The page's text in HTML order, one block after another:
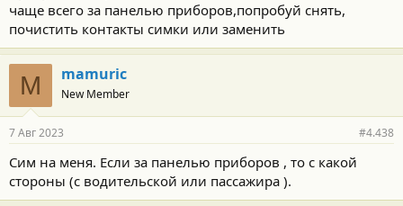
чаще всего за панелью приборов,попробуй снять,
почистить контакты симки или заменить
M mamuric
New Member
7 Авг 2023 #4.438
Сим на меня. Если за панелью приборов , то с какой
стороны (с водительской или пассажира ).